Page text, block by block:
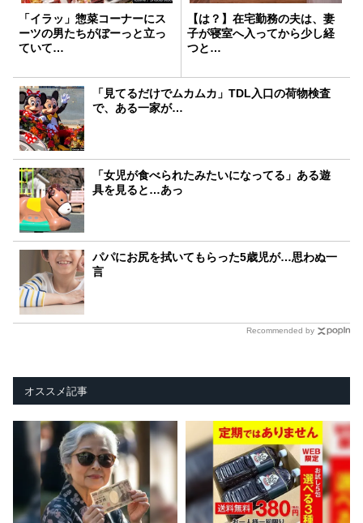
「イラッ」惣菜コーナーにス
ーツの男たちがぼーっと立っ
ていて…
【は？】在宅勤務の夫は、妻
子が寝室へ入ってから少し経
つと…
「見てるだけでムカムカ」TDL入口の荷物検査
で、ある一家が…
「女児が食べられたみたいになってる」ある遊
具を見ると…あっ
パパにお尻を拭いてもらった5歳児が…思わぬ一
言
Recommended by
オススメ記事